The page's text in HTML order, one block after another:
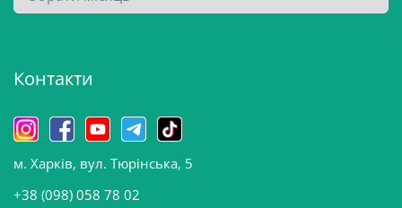
р
в
н
о
в
и
Контакти
м. Харків, вул. Тюрінська, 5
+38 (098) 058 78 02